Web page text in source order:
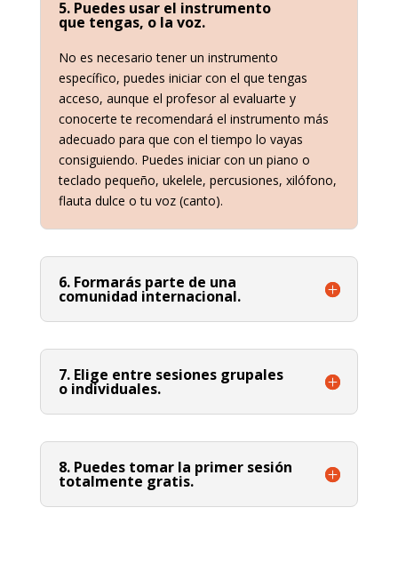
5. Puedes usar el instrumento
que tengas, o la voz.
No es necesario tener un instrumento
específico, puedes iniciar con el que tengas
acceso, aunque el profesor al evaluarte y
conocerte te recomendará el instrumento más
adecuado para que con el tiempo lo vayas
consiguiendo. Puedes iniciar con un piano o
teclado pequeño, ukelele, percusiones, xilófono,
flauta dulce o tu voz (canto).
6. Formarás parte de una
comunidad internacional.
7. Elige entre sesiones grupales
o individuales.
8. Puedes tomar la primer sesión
totalmente gratis.